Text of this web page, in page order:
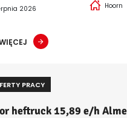
2026 Hoorn
PRACY
heftruck 15,89 e/h